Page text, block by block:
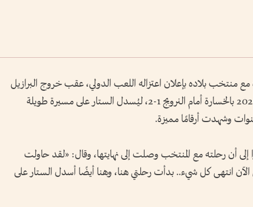
مع منتخب بلاده بإعلان اعتزاله اللعب الدولي، عقب خروج البرازيل
من دور الـ 16 لبطولة كأس العالم 2026 بالخسارة أمام النرويج 1-2، ليُسدل الستار على مسيرة طويلة
وشهدت أرقامًا مميزة.
إلى أن رحلته مع المنتخب وصلت إلى نهايتها، وقال: «لقد حاولت
انتهى كل شيء.. بدأت رحلتي هنا، وهنا أيضًا أسدل الستار على